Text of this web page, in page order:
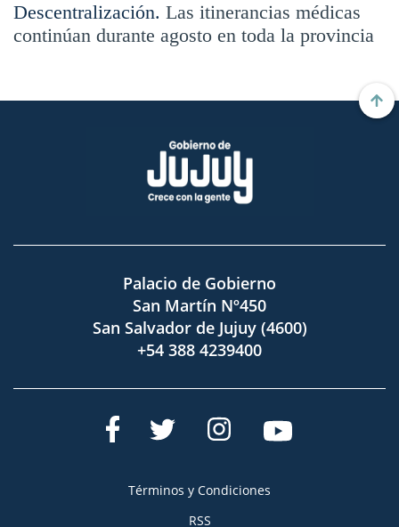
Descentralización. Las itinerancias médicas
continúan durante agosto en toda la provincia
Palacio de Gobierno
San Martín Nº450
San Salvador de Jujuy (4600)
+54 388 4239400
Términos y Condiciones
RSS